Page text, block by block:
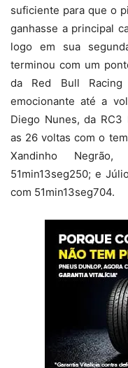
suficiente para que o
ganhasse a principal
logo em sua
terminou com um
da Red Bull Racing
emocionante até a
Diego Nunes, da RC3
as 26 voltas com o
Xandinho
51min13seg250; e
com 51min13seg704.